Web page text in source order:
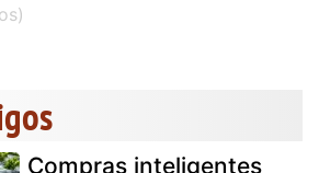
Compras inteligentes